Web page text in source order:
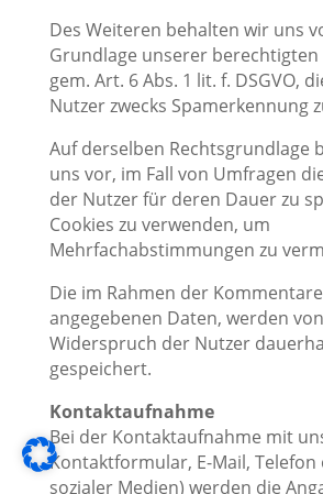
Des Weiteren behalten wir uns
Grundlage unserer berechtigten
gem. Art. 6 Abs. 1 lit. f. DSGVO,
Nutzer zwecks Spamerkennung
Auf derselben Rechtsgrundlage
uns vor, im Fall von Umfragen
der Nutzer für deren Dauer zu
Cookies zu verwenden, um
Mehrfachabstimmungen zu
Die im Rahmen der
angegebenen Daten, werden
Widerspruch der Nutzer
gespeichert.
Kontaktaufnahme
Bei der Kontaktaufnahme mit
Kontaktformular, E-Mail, Telefon
sozialer Medien) werden die